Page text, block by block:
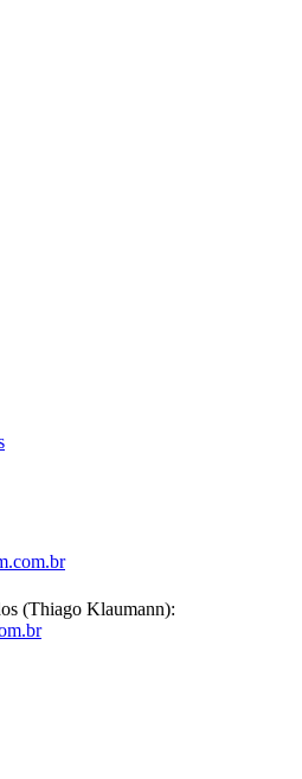
(Thiago Klaumann):